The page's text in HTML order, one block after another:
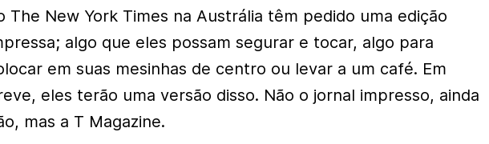
The New York Times na Austrália têm pedido uma edição
algo que eles possam segurar e tocar, algo para
em suas mesinhas de centro ou levar a um café. Em
eles terão uma versão disso. Não o jornal impresso, ainda
mas a T Magazine.